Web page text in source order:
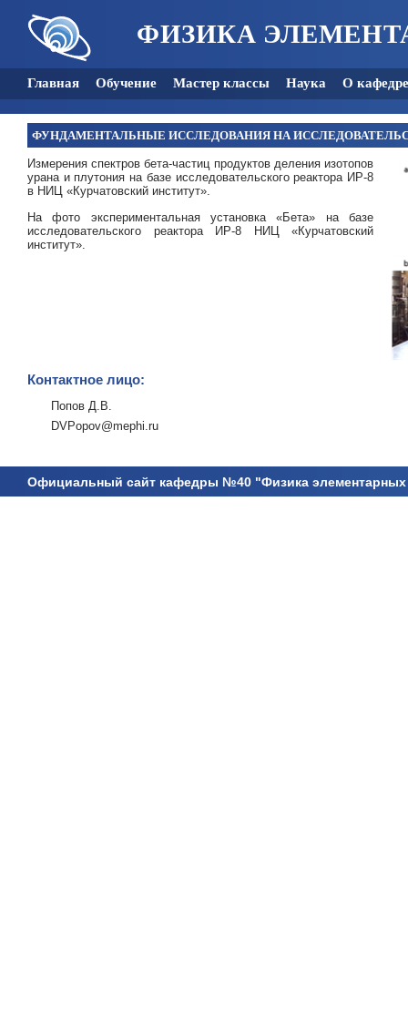
ФИЗИКА
Главная Обучение Мастер классы Наука О кафедре
ФУНДАМЕНТАЛЬНЫЕ ИССЛЕДОВАНИЯ НА
Измерения спектров бета-частиц продуктов деления изотопов
урана и плутония на базе исследовательского реактора ИР-8
в НИЦ «Курчатовский институт».
На фото экспериментальная установка «Бета» на базе
исследовательского реактора ИР-8 НИЦ «Курчатовский
институт».
Контактное лицо:
Попов Д.В.
DVPopov@mephi.ru
Официальный сайт кафедры №40 "Физика